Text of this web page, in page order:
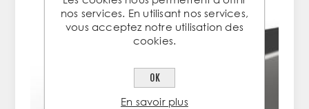
nos services. En utilisant nos services,
vous acceptez notre utilisation des
cookies.
OK
En savoir plus